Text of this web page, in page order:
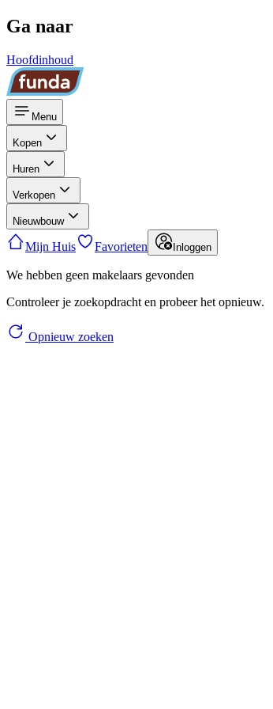
Ga naar
Hoofdinhoud
Menu
Kopen
Huren
Verkopen
Nieuwbouw
Mijn Huis Favorieten Inloggen
We hebben geen makelaars gevonden
Controleer je zoekopdracht en probeer het opnieuw.
Opnieuw zoeken